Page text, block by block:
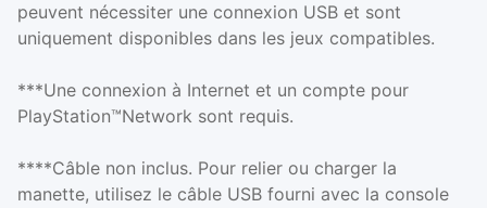
peuvent nécessiter une connexion USB et sont
uniquement disponibles dans les jeux compatibles.
***Une connexion à Internet et un compte pour
PlayStation™Network sont requis.
****Câble non inclus. Pour relier ou charger la
manette, utilisez le câble USB fourni avec la console